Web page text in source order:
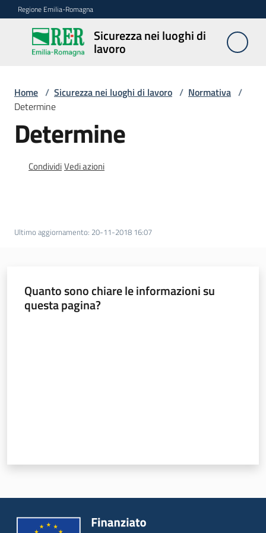
Vai al contenuto
Vai alla navigazione
Vai al footer
Regione Emilia-Romagna
Sicurezza nei luoghi di
lavoro
Sicurezza
nei
lavoro
Notizie
Sicurezza
vigilanza
INAIL
Home / Sicurezza nei luoghi di lavoro / Normativa /
Determine
Determine
CondividiVedi azioni
Ultimo aggiornamento: 20-11-2018 16:07
Quanto sono chiare le informazioni su
questa pagina?